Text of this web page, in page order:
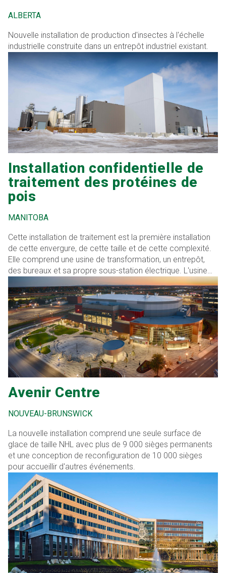
ALBERTA
Nouvelle installation de production d'insectes à l'échelle
industrielle construite dans un entrepôt industriel existant.
Installation confidentielle de
traitement des protéines de
pois
MANITOBA
Cette installation de traitement est la première installation
de cette envergure, de cette taille et de cette complexité.
Elle comprend une usine de transformation, un entrepôt,
des bureaux et sa propre sous-station électrique. L'usine
de transformation tirera des protéines du canola et des
pois.
Avenir Centre
NOUVEAU-BRUNSWICK
La nouvelle installation comprend une seule surface de
glace de taille NHL avec plus de 9 000 sièges permanents
et une conception de reconfiguration de 10 000 sièges
pour accueillir d'autres événements.